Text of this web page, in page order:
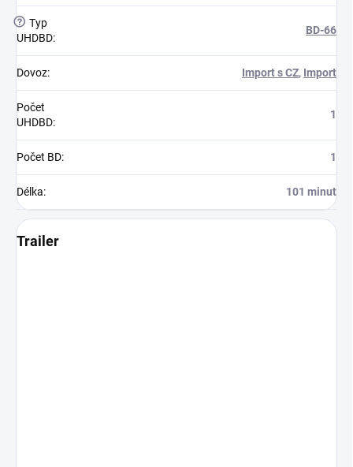
? Typ
UHDBD:
BD-66
Dovoz: Import s CZ, Import
Počet
UHDBD:
1
Počet BD: 1
Délka: 101 minut
Trailer